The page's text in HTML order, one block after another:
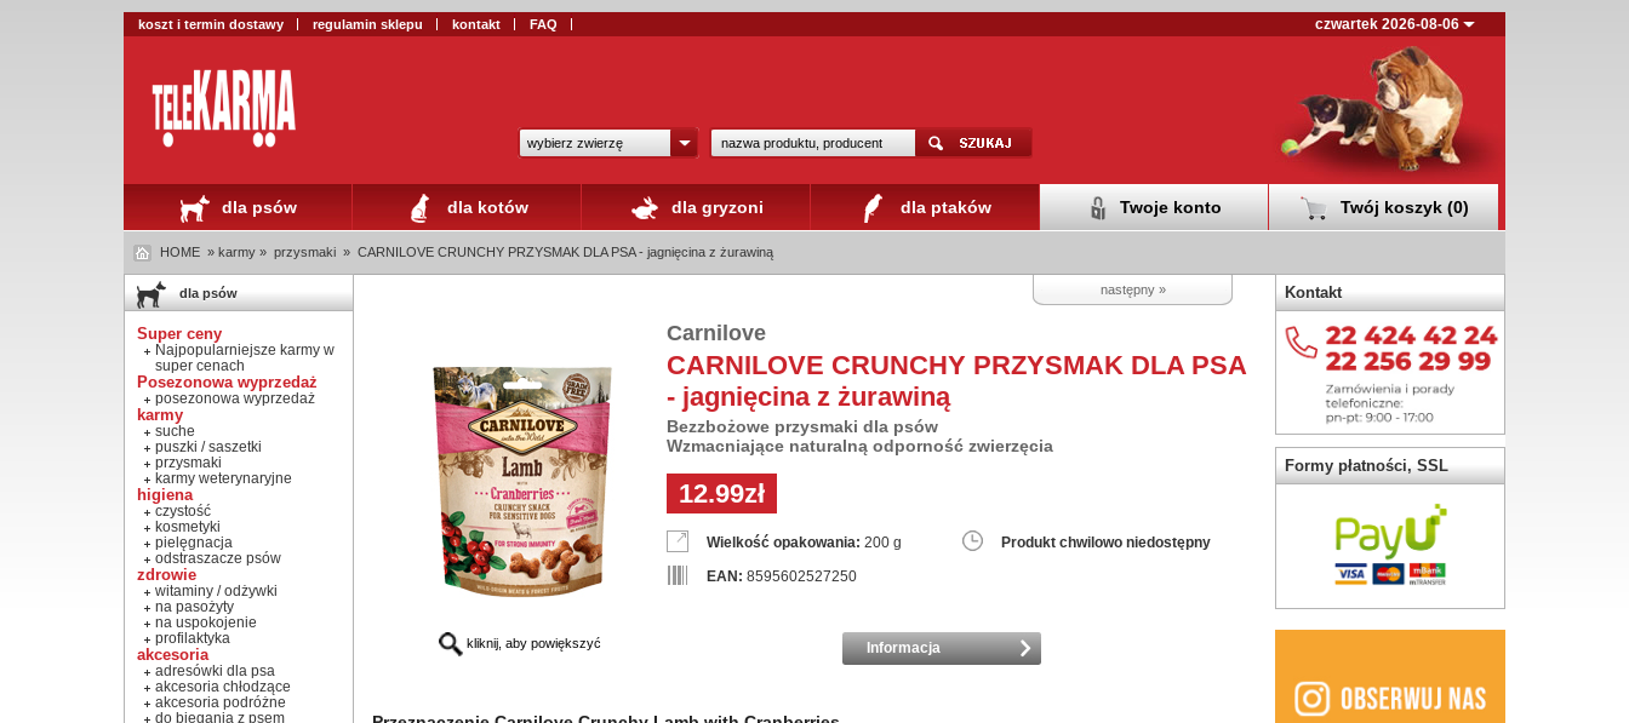
koszt i termin dostawy regulamin sklepu kontakt FAQ czwartek 2026-08-06
wybierz zwierzę
dla psów dla kotów dla gryzoni dla ptaków Twoje konto Twój koszyk (0)
HOME » karmy » przysmaki » CARNILOVE CRUNCHY PRZYSMAK DLA PSA - jagnięcina z żurawiną
dla psów
Super ceny
Najpopularniejsze karmy w
super cenach
Posezonowa wyprzedaż
posezonowa wyprzedaż
karmy
suche
puszki / saszetki
przysmaki
karmy weterynaryjne
higiena
czystość
kosmetyki
pielęgnacja
odstraszacze psów
zdrowie
witaminy / odżywki
na pasożyty
na uspokojenie
profilaktyka
akcesoria
adresówki dla psa
akcesoria chłodzące
akcesoria podróżne
do biegania z psem
następny »
kliknij, aby powiększyć
Carnilove
CARNILOVE CRUNCHY PRZYSMAK DLA PSA
- jagnięcina z żurawiną
Bezzbożowe przysmaki dla psów
Wzmacniające naturalną odporność zwierzęcia
12.99zł
Wielkość opakowania: 200 g
Produkt chwilowo niedostępny
EAN: 8595602527250
Informacja
Kontakt
Formy płatności, SSL